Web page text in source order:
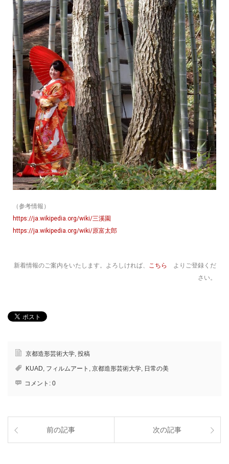
（参考情報）
https://ja.wikipedia.org/wiki/三溪園
https://ja.wikipedia.org/wiki/原富太郎
新着情報のご案内をいたします。よろしければ、 こちら
よりご登録くだ
さい。
京都造形芸術大学, 投稿
KUAD, フィルムアート , 京都造形芸術大学, 日常の美
コメント: 0
前の記事 次の記事